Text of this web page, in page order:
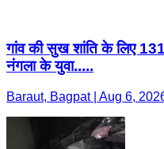
गांव की सुख शांति के लिए
नंगला के युवा.....
Baraut, Bagpat | Aug 6,